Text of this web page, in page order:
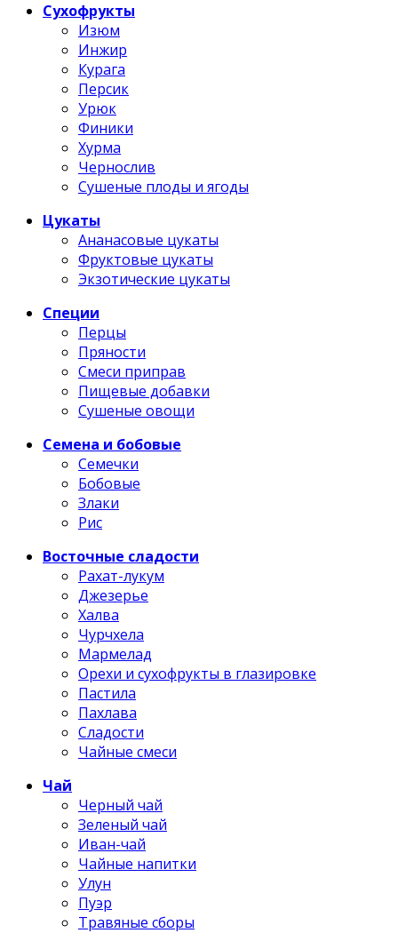
Сухофрукты
Изюм
Инжир
Курага
Персик
Урюк
Финики
Хурма
Чернослив
Сушеные плоды и ягоды
Цукаты
Ананасовые цукаты
Фруктовые цукаты
Экзотические цукаты
Специи
Перцы
Пряности
Смеси приправ
Пищевые добавки
Сушеные овощи
Семена и бобовые
Семечки
Бобовые
Злаки
Рис
Восточные сладости
Рахат-лукум
Джезерье
Халва
Чурчхела
Мармелад
Орехи и сухофрукты в глазировке
Пастила
Пахлава
Сладости
Чайные смеси
Чай
Черный чай
Зеленый чай
Иван-чай
Чайные напитки
Улун
Пуэр
Травяные сборы